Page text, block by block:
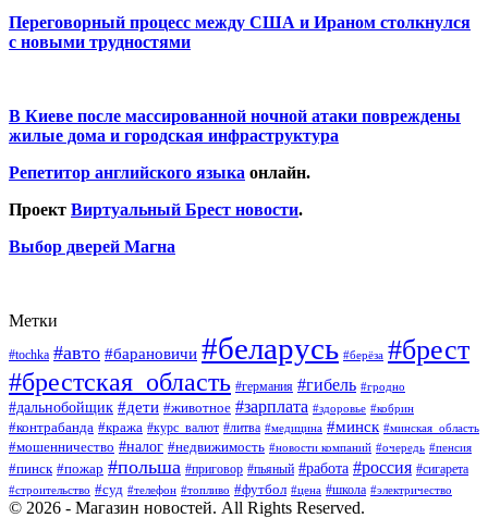
Переговорный процесс между США и Ираном столкнулся
с новыми трудностями
В Киеве после массированной ночной атаки повреждены
жилые дома и городская инфраструктура
Репетитор английского языка онлайн.
Проект Виртуальный Брест новости.
Выбор дверей Магна
Метки
#tochka #авто #барановичи #беларусь #берёза #брест
#брестская_область #германия #гибель #гродно
#дальнобойщик #дети #животное #зарплата #здоровье #кобрин
#контрабанда #кража #курс_валют #литва #медицина #минск #минская_область
#мошенничество #налог #недвижимость #новости компаний #очередь #пенсия
#пинск #пожар #польша #приговор #пьяный #работа #россия #сигарета
#строительство #суд #телефон #топливо #футбол #цена #школа #электричество
© 2026 - Магазин новостей. All Rights Reserved.